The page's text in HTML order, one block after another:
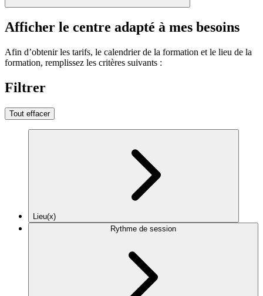
Afficher le centre adapté à mes besoins
Afin d’obtenir les tarifs, le calendrier de la formation et le lieu de la
formation, remplissez les critères suivants :
Filtrer
Tout effacer
Lieu(x)
Rythme de session